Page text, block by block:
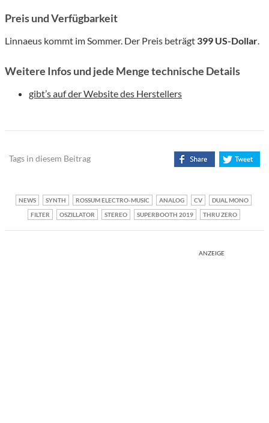
Preis und Verfügbarkeit
Linnaeus kommt im Sommer. Der Preis beträgt 399 US-Dollar.
Weitere Infos und jede Menge technische Details
gibt’s auf der Website des Herstellers
Tags in diesem Beitrag
NEWS SYNTH ROSSUM ELECTRO-MUSIC ANALOG CV
DUAL MONO
FILTER
OSZILLATOR STEREO SUPERBOOTH 2019 THRU ZERO
ANZEIGE